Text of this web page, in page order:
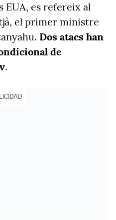
es refereix al
el primer ministre
Dos atacs han
de
.